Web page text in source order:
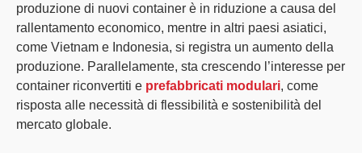
produzione di nuovi container è in riduzione a causa del
rallentamento economico, mentre in altri paesi asiatici,
come Vietnam e Indonesia, si registra un aumento della
produzione. Parallelamente, sta crescendo l’interesse per
container riconvertiti e prefabbricati modulari, come
risposta alle necessità di flessibilità e sostenibilità del
mercato globale.